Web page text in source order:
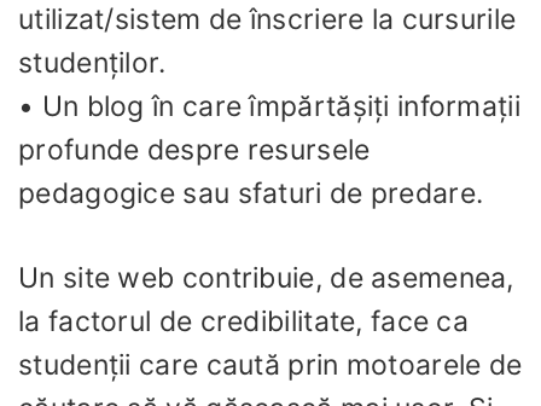
utilizat/sistem de înscriere la cursurile
studenților.
• Un blog în care împărtășiți informații
profunde despre resursele
pedagogice sau sfaturi de predare.
Un site web contribuie, de asemenea,
la factorul de credibilitate, face ca
studenții care caută prin motoarele de